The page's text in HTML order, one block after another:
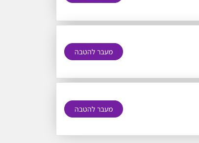
מעבר להטבה
מעבר להטבה